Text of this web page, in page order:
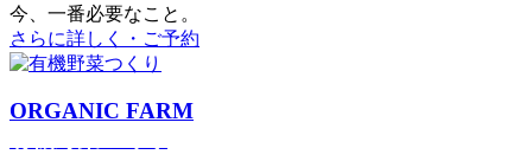
今、⼀番必要なこと。
さらに詳しく・ご予約
ORGANIC FARM